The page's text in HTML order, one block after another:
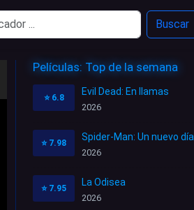
Buscar
Películas: Top de la semana
⭐ 6.8
Evil Dead: En llamas
2026
⭐ 7.98
Spider-Man: Un nuevo día
2026
⭐ 7.95
La Odisea
2026